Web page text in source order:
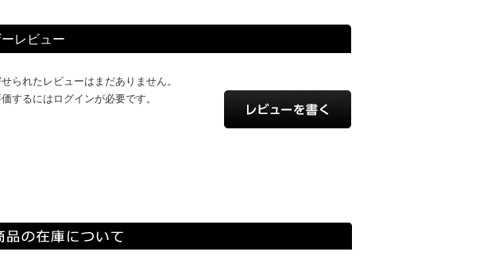
レビュー
られたレビューはまだありません。
するにはログインが必要です。